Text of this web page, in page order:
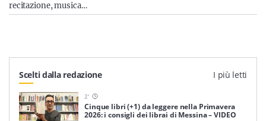
recitazione, musica…
Scelti dalla redazione I più letti
2'
Cinque libri (+1) da leggere nella Primavera
2026: i consigli dei librai di Messina – VIDEO